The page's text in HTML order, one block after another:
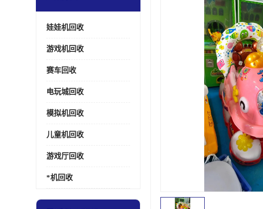
娃娃机回收
游戏机回收
赛车回收
电玩城回收
模拟机回收
儿童机回收
游戏厅回收
*机回收